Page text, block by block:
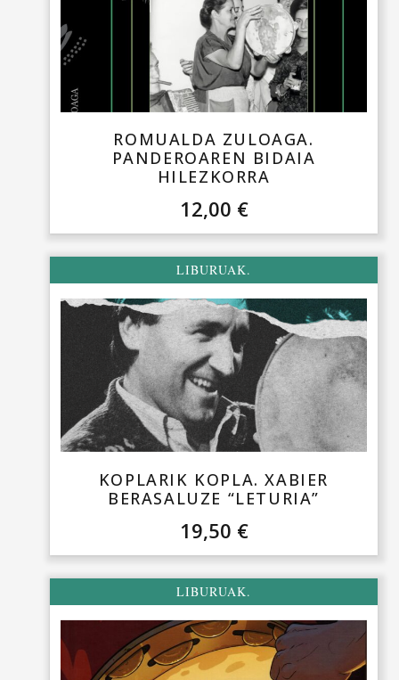
ROMUALDA ZULOAGA.
PANDEROAREN BIDAIA
HILEZKORRA
12,00 €
LIBURUAK.
KOPLARIK KOPLA. XABIER
BERASALUZE “LETURIA”
19,50 €
LIBURUAK.